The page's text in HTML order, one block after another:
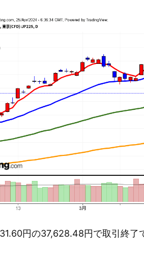
円の37,628.48円で取引終了